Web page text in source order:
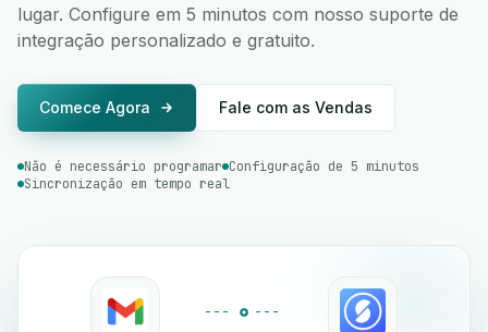
lugar. Configure em 5 minutos com nosso suporte de
integração personalizado e gratuito.
Comece Agora Fale com as Vendas
Não é necessário programar Configuração de 5 minutos
Sincronização em tempo real